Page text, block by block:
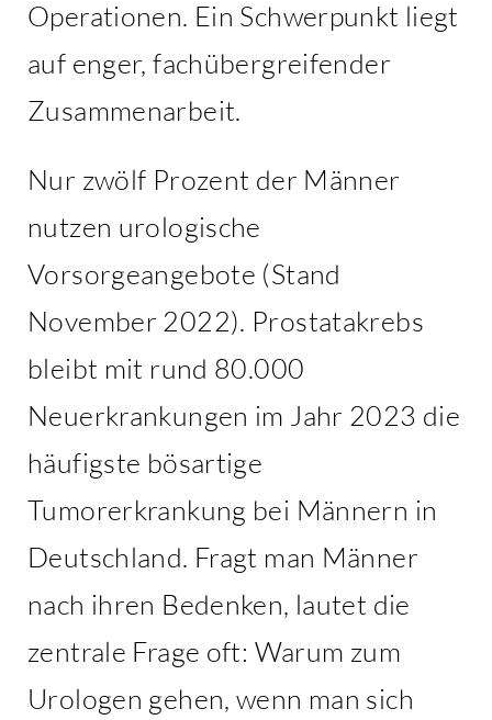
Operationen. Ein Schwerpunkt liegt
auf enger, fachübergreifender
Zusammenarbeit.
Nur zwölf Prozent der Männer
nutzen urologische
Vorsorgeangebote (Stand
November 2022). Prostatakrebs
bleibt mit rund 80.000
Neuerkrankungen im Jahr 2023 die
häufigste bösartige
Tumorerkrankung bei Männern in
Deutschland. Fragt man Männer
nach ihren Bedenken, lautet die
zentrale Frage oft: Warum zum
Urologen gehen, wenn man sich